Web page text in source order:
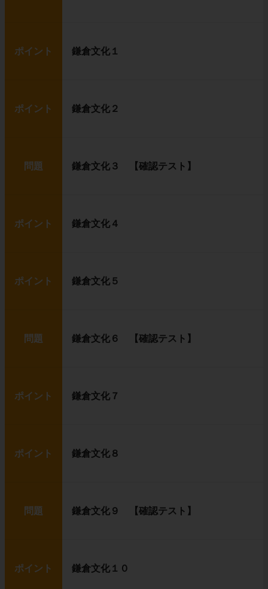
ポイント 鎌倉文化１
ポイント 鎌倉文化２
問題 鎌倉文化３ 【確認テスト】
ポイント 鎌倉文化４
ポイント 鎌倉文化５
問題 鎌倉文化６ 【確認テスト】
ポイント 鎌倉文化７
ポイント 鎌倉文化８
問題 鎌倉文化９ 【確認テスト】
ポイント 鎌倉文化１０